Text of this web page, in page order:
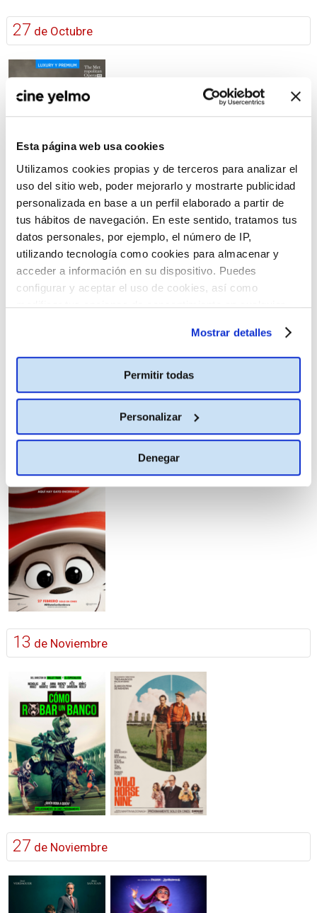
Esta página web usa cookies
Utilizamos cookies propias y de terceros para analizar el
uso del sitio web, poder mejorarlo y mostrarte publicidad
personalizada en base a un perfil elaborado a partir de
tus hábitos de navegación. En este sentido, tratamos tus
datos personales, por ejemplo, el número de IP,
utilizando tecnología como cookies para almacenar y
acceder a información en su dispositivo. Puedes
configurar y aceptar el uso de cookies, así como
modificar tus opciones de consentimiento en cualquier
Mostrar detalles
Permitir todas
Personalizar
Denegar
27 de Octubre
30de Octubre
6de Noviembre
13 de Noviembre
27 de Noviembre